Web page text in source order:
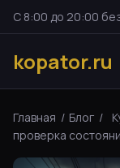
С 8:00 до 20:00
kopator.ru
Главная / Блог /
проверка